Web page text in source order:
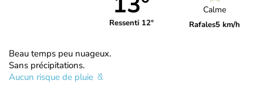
Ressenti 12°
Calme
Rafales5 km/h
Beau temps peu nuageux.
Sans précipitations.
Aucun risque de pluie